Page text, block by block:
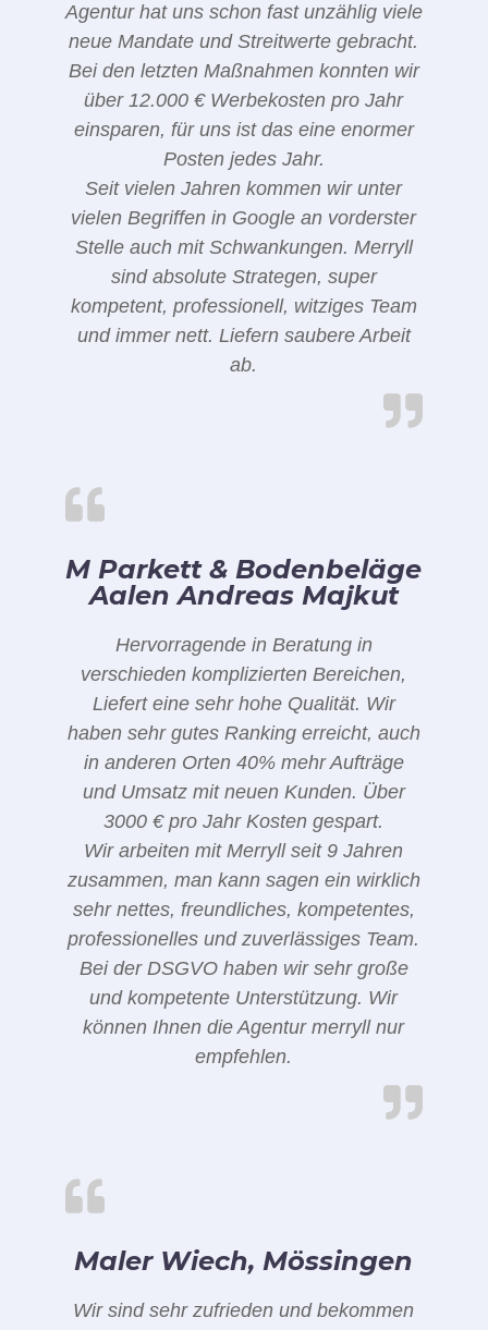
Agentur hat uns schon fast unzählig viele
neue Mandate und Streitwerte gebracht.
Bei den letzten Maßnahmen konnten wir
über 12.000 € Werbekosten pro Jahr
einsparen, für uns ist das eine enormer
Posten jedes Jahr.
Seit vielen Jahren kommen wir unter
vielen Begriffen in Google an vorderster
Stelle auch mit Schwankungen. Merryll
sind absolute Strategen, super
kompetent, professionell, witziges Team
und immer nett. Liefern saubere Arbeit
ab.
M Parkett & Bodenbeläge
Aalen Andreas Majkut
Hervorragende in Beratung in
verschieden komplizierten Bereichen,
Liefert eine sehr hohe Qualität. Wir
haben sehr gutes Ranking erreicht, auch
in anderen Orten 40% mehr Aufträge
und Umsatz mit neuen Kunden. Über
3000 € pro Jahr Kosten gespart.
Wir arbeiten mit Merryll seit 9 Jahren
zusammen, man kann sagen ein wirklich
sehr nettes, freundliches, kompetentes,
professionelles und zuverlässiges Team.
Bei der DSGVO haben wir sehr große
und kompetente Unterstützung. Wir
können Ihnen die Agentur merryll nur
empfehlen.
Maler Wiech, Mössingen
Wir sind sehr zufrieden und bekommen